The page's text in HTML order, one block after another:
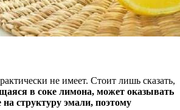
не имеет. Стоит лишь сказать,
в соке лимона, может оказывать
на структуру эмали, поэтому